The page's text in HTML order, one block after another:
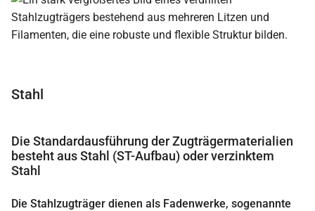
Stahl
Die Standardausführung der Zugträgermaterialien
besteht aus Stahl (ST-Aufbau) oder verzinktem
Stahl
Die Stahlzugträger dienen als Fadenwerke, sogenannte